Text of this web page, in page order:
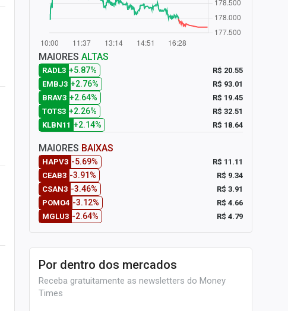
MAIORES ALTAS
RADL3 +5.87%
R$ 20.55
EMBJ3 +2.76%
R$ 93.01
BRAV3 +2.64%
R$ 19.45
TOTS3 +2.26%
R$ 32.51
KLBN11 +2.14% R$ 18.64
MAIORES BAIXAS
HAPV3 -5.69%
R$ 11.11
CEAB3 -3.91%
R$ 9.34
CSAN3 -3.46%
R$ 3.91
POMO4 -3.12%
R$ 4.66
MGLU3 -2.64% R$ 4.79
Por dentro dos mercados
Receba gratuitamente as newsletters do Money
Times